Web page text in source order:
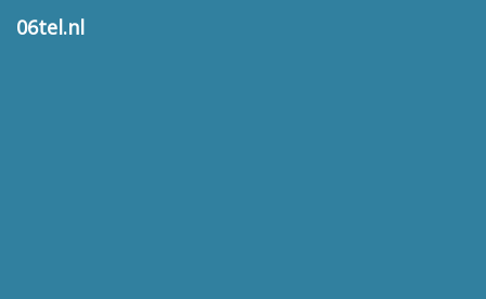
06tel.nl